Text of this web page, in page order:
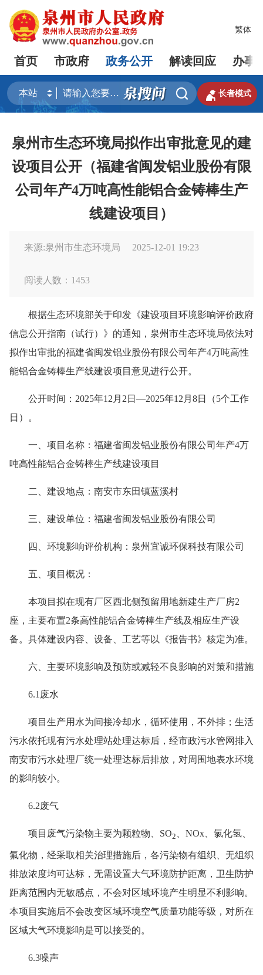
繁体
首页 市政府 政务公开 解读回应 办事
  长者模式
泉州市生态环境局拟作出审批意见的建
设项目公开（福建省闽发铝业股份有限
公司年产4万吨高性能铝合金铸棒生产
线建设项目）
来源:泉州市生态环境局 2025-12-01 19:23
阅读人数： 1453
根据生态环境部关于印发《建设项目环境影响评价政府
信息公开指南（试行）》的通知， 泉州市生态环境局依法对
拟作出审批的福建省闽发铝业股份有限公司年产4万吨高性
能铝合金铸棒生产线建设项目 意见进行公开。
公开时间： 2025年12 月 2 日 —2025年12 月 8日（5个工作
日）。
一、项目名称：福建省闽发铝业股份有限公司年产4万
吨高性能铝合金铸棒生产线建设项目
二、建设地点：南安市东田镇蓝溪村
三、建设单位：福建省闽发铝业股份有限公司
四、环境影响评价机构：泉州宜诚环保科技有限公司
五、项目概况：
本项目拟在现有厂区西北侧预留用地新建生产厂房2
座，主要布置2条高性能铝合金铸棒生产线及相应生产设
备。具体建设内容、设备、工艺等以《报告书》核定为准。
六、主要环境影响及预防或减轻不良影响的对策和措施
6.1废水
项目生产用水为间接冷却水，循环使用，不外排；生活
污水依托现有污水处理站处理达标后，经市政污水管网排入
南安市污水处理厂统一处理达标后排放，对周围地表水环境
的影响较小。
6.2废气
项目废气污染物主要为颗粒物、 SO2 、NOx、氯化氢、
氟化物，经采取相关治理措施后，各污染物有组织、无组织
排放浓度均可达标，无需设置大气环境防护距离，卫生防护
距离范围内无敏感点，不会对区域环境产生明显不利影响。
本项目实施后不会改变区域环境空气质量功能等级，对所在
区域大气环境影响是可以接受的。
6.3噪声